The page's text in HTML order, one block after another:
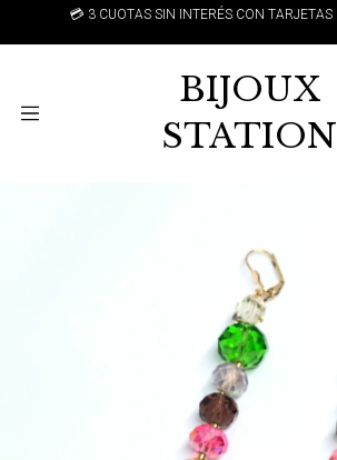
INTERÉS CON TARJETAS BANCARIAS 💳
BIJOUX
STATION